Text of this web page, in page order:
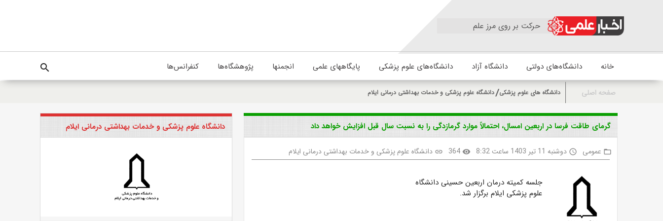
حرکت بر روی مرز علم
خانه دانشگاه‌های دولتی دانشگاه آزاد دانشگاه‌های علوم پزشکی پایگاههای علمی انجمنها پژوهشگاه‌ها کنفرانس‌ها search
صفحه اصلی دانشگاه های علوم پزشکی دانشگاه علوم پزشکی و خدمات بهداشتی درمانی ایلام
گرمای طاقت فرسا در اربعین امسال، احتمالاً موارد گرمازدگی را به نسبت سال قبل افزایش خواهد داد
folder_open عمومی access_time دوشنبه 11 تیر 1403 ساعت 8:32 visibility
364
link دانشگاه علوم پزشکی و خدمات بهداشتی درمانی ایلام
جلسه کمیته درمان اربعین حسینی دانشگاه
علوم پزشکی ایلام برگزار شد.
دانشگاه علوم پزشکی و خدمات بهداشتی درمانی ایلام